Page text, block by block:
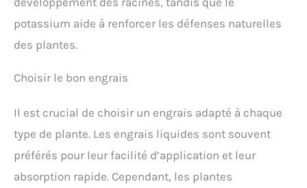
potassium aide à renforcer les défenses naturelles
des plantes.
Choisir le bon engrais
Il est crucial de choisir un engrais adapté à chaque
type de plante. Les engrais liquides sont souvent
préférés pour leur facilité d’application et leur
absorption rapide. Cependant, les plantes